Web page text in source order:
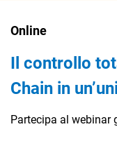
Online
Il controllo
Chain in
Partecipa al webinar